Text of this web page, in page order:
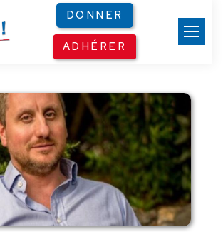
DONNER
ADHÉRER
des cookies